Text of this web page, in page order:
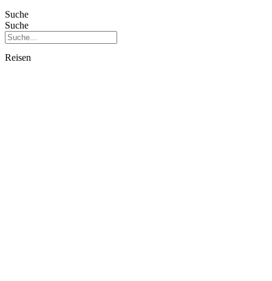
Suche
Suche
Reisen